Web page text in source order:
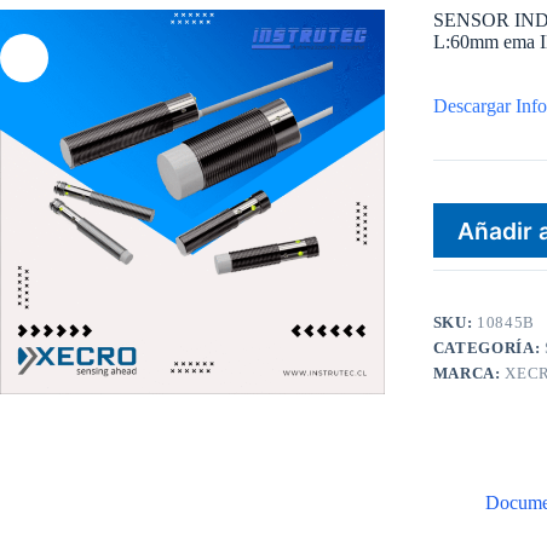
SENSOR
L:60mm ema
Descargar
Añadir
SKU: 10845B
CATEGORÍA:
MARCA: